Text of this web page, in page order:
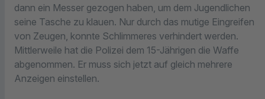
dann ein Messer gezogen haben, um dem Jugendlichen
seine Tasche zu klauen. Nur durch das mutige Eingreifen
von Zeugen, konnte Schlimmeres verhindert werden.
Mittlerweile hat die Polizei dem 15-Jährigen die Waffe
abgenommen. Er muss sich jetzt auf gleich mehrere
Anzeigen einstellen.